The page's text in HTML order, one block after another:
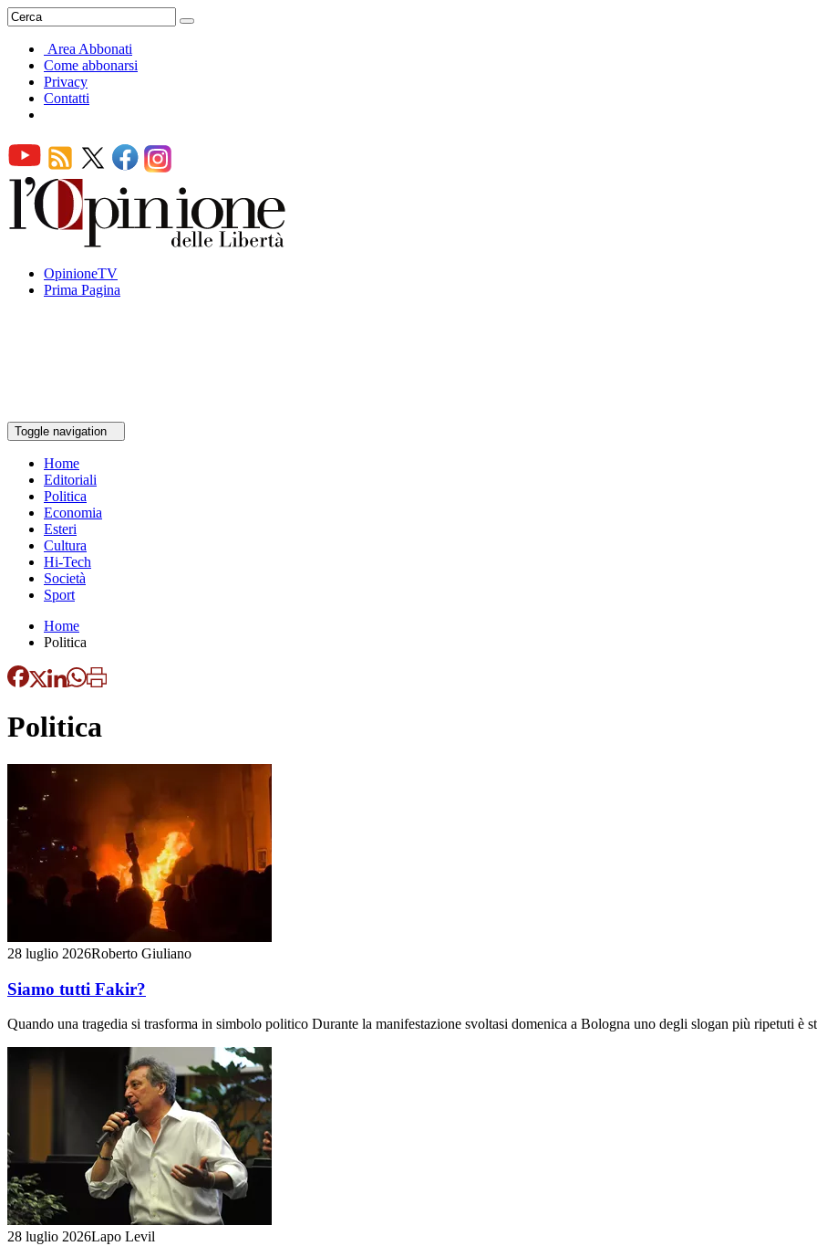
Area Abbonati
Come abbonarsi
Privacy
Contatti
OpinioneTV
Prima Pagina
Toggle navigation
Home
Editoriali
Politica
Economia
Esteri
Cultura
Hi-Tech
Società
Sport
Home
Politica
Politica
28 luglio 2026Roberto Giuliano
Siamo tutti Fakir?
Quando una tragedia si trasforma in simbolo politico Durante la manifestazione svoltasi domenica a Bologna uno degli slogan più ripetuti è
28 luglio 2026Lapo Levil